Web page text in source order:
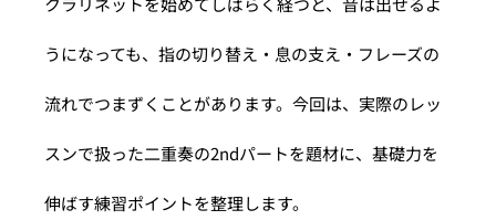
うになっても、指の切り替え・息の支え・フレーズの
流れでつまずくことがあります。今回は、実際のレッ
スンで扱った二重奏の2ndパートを題材に、基礎力を
伸ばす練習ポイントを整理します。